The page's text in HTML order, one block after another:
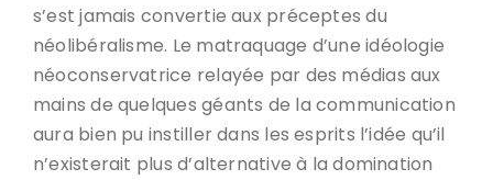
s’est jamais convertie aux préceptes du
néolibéralisme. Le matraquage d’une idéologie
néoconservatrice relayée par des médias aux
mains de quelques géants de la communication
aura bien pu instiller dans les esprits l’idée qu’il
n’existerait plus d’alternative à la domination